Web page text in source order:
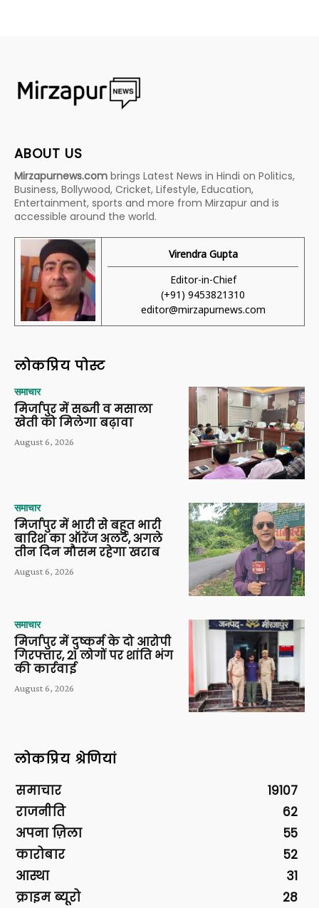
ABOUT US
Mirzapurnews.com brings Latest News in Hindi on Politics,
Business, Bollywood, Cricket, Lifestyle, Education,
Entertainment, sports and more from Mirzapur and is
accessible around the world.
Virendra Gupta
Editor-in-Chief
(+91) 9453821310
editor@mirzapurnews.com
लोकप्रिय पोस्ट
समाचार
मिर्जापुर में सब्जी व मसाला
खेती को मिलेगा बढ़ावा
August 6, 2026
समाचार
मिर्जापुर में भारी से बहुत भारी
बारिश का ऑरेंज अलर्ट, अगले
तीन दिन मौसम रहेगा खराब
August 6, 2026
समाचार
मिर्जापुर में दुष्कर्म के दो आरोपी
गिरफ्तार, 21 लोगों पर शांति भंग
की कार्रवाई
August 6, 2026
लोकप्रिय श्रेणियां
समाचार
19107
राजनीति
62
अपना ज़िला
55
कारोबार
52
आस्था
31
क्राइम ब्यूरो
28